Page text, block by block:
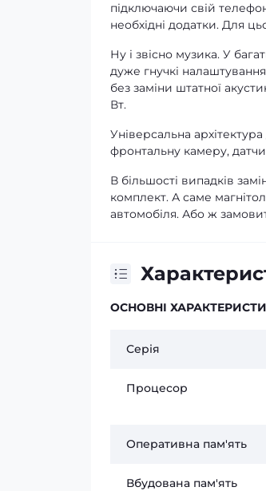
підключаючи свій
необхідні додатки. Для
Ну і звісно музика. У
дуже гнучкі
без заміни штатної
Вт.
Універсальна
фронтальну камеру,
В більшості випадків
комплект. А саме
автомобіля. Або ж
ОСНОВНІ
Серія
Процесор
Оперативна пам'ять
Вбудована пам'ять